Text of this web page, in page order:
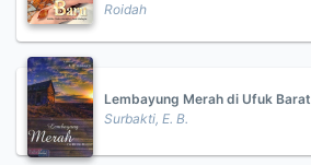
Roidah
Lembayung Merah di Ufuk Barat
Surbakti, E. B.